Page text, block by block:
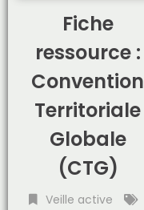
Fiche
ressource :
Convention
Territoriale
Globale
(CTG)
Veille active